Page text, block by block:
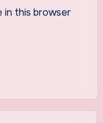
in this browser